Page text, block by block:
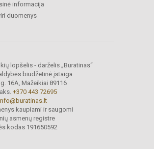
informacija
duomenys
lopšelis - darželis „Buratinas“
biudžetinė įstaiga
16A, Mažeikiai 89116
+370 443 72695
kaupiami ir saugomi
asmenų registre
kodas 191650592